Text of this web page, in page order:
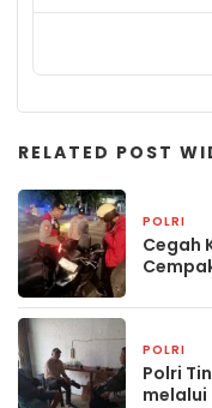
RELATED POST
POLRI
Cegah
POLRI
Polri
melalui